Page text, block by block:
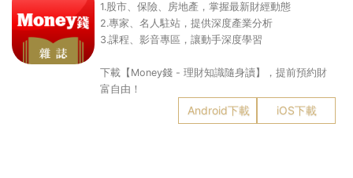
1.股市、保險、房地產，掌握最新財經動態
2.專家、名人駐站，提供深度產業分析
3.課程、影音專區，讓動手深度學習
下載【Money錢 - 理財知識隨身讀】，提前預約財
富自由！
Android下載 iOS下載